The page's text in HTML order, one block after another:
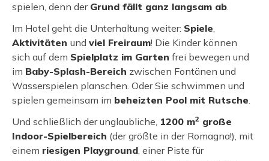
spielen, denn der Grund fällt ganz langsam ab.
Im Hotel geht die Unterhaltung weiter: Spiele,
Aktivitäten und viel Freiraum! Die Kinder können
sich auf dem Spielplatz im Garten frei bewegen und
im Baby-Splash-Bereich zwischen Fontänen und
Wasserspielen planschen. Oder Sie schwimmen und
spielen gemeinsam im beheizten Pool mit Rutsche.
Und schließlich der unglaubliche, 1200 m2 große
Indoor-Spielbereich (der größte in der Romagna!), mit
einem riesigen Playground, einer Piste für